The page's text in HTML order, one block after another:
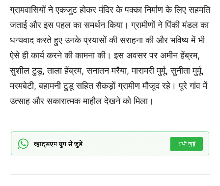
ग्रामवासियों ने एकजुट होकर मंदिर के पक्का निर्माण के लिए सहमति
जताई और इस पहल का समर्थन किया। ग्रामीणों ने पिंकी मंडल का
धन्यवाद करते हुए उनके प्रयासों की सराहना की और भविष्य में भी
ऐसे ही कार्य करने की कामना की। इस अवसर पर अमीन हेंब्रम,
सुशील टुडू, ताला हेंब्रम, सनातन मरैया, मारामरी मुर्मू, सुनीता मुर्मू,
मरमबेटी, बहामनी टुडू सहित सैकड़ों ग्रामीण मौजूद रहे। पूरे गांव में
उत्साह और सकारात्मक माहौल देखने को मिला।